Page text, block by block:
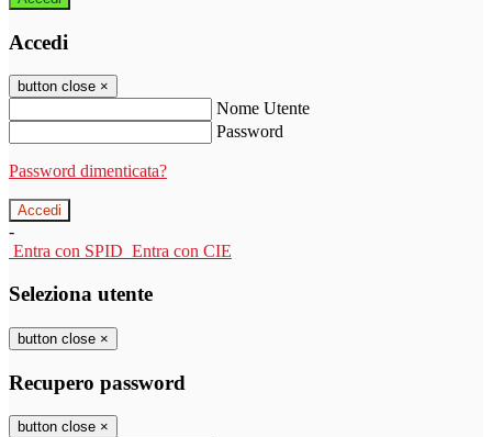
Accedi
button close ×
Nome Utente
Password
Password dimenticata?
-
Entra con SPID Entra con CIE
Seleziona utente
button close ×
Recupero password
button close ×